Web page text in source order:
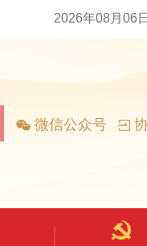
2026年08月06
微信公众号